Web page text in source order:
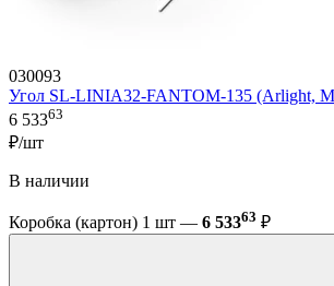
030093
Угол SL-LINIA32-FANTOM-135 (Arlight,
6 53363
₽/шт
В наличии
Коробка (картон) 1 шт — 6 53363 ₽